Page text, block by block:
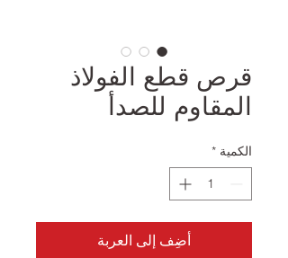
قرص قطع الفولاذ
المقاوم للصدأ
الكمية *
أضِف إلى العربة